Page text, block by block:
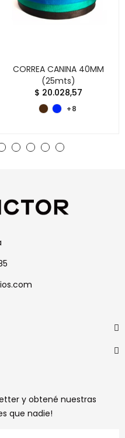
CORREA CANINA 40MM
(25mts)
$ 20.028,57
+8
y obtené nuestras
que nadie!